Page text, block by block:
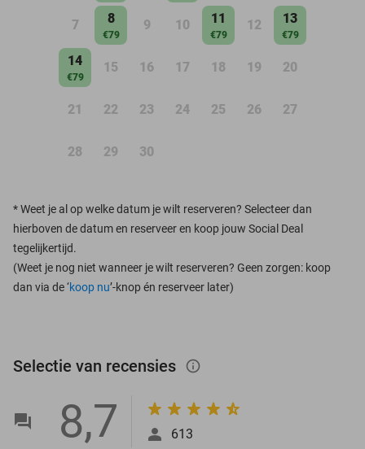
7 8
€79
9 10 11
€79
12 13
€79
14
€79
15 16 17 18 19 20
21 22 23 24 25 26 27
28 29 30
*Weet je al op welke datum je wilt reserveren? Selecteer dan
hierboven de datum en reserveer en koop jouw Social Deal
tegelijkertijd.
(Weet je nog niet wanneer je wilt reserveren? Geen zorgen: koop
dan via de ‘koop nu’-knop én reserveer later)
Selectie van recensies info_outlined
8,7 613